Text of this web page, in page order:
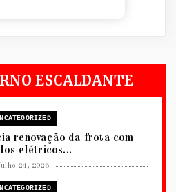
ESCALDANTE
renovação da frota com
elétricos...
24, 2026